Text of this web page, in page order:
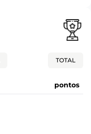
TOTAL
pontos